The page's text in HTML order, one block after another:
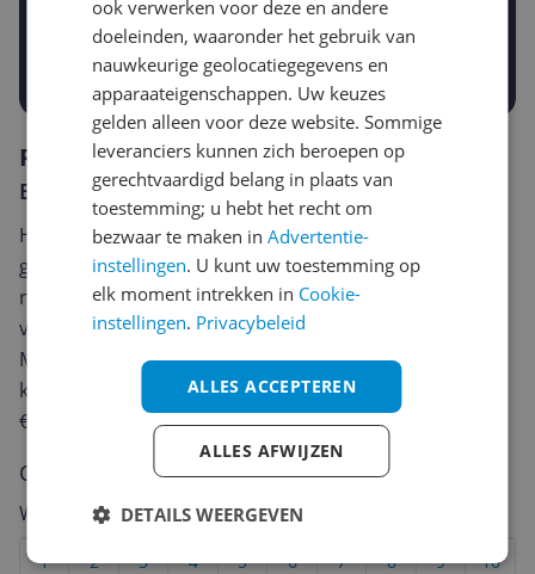
-10% -15%
€
Prijsalert aanzetten
Reviews
Er zijn nog geen reviews geschreven
Heb jij dit product in bezit en wil je graag je mening
geven? Start dan hieronder met het schrijven van je
review. Afhankelijk van de details duurt het schrijven
van een review gemiddeld tussen de 3 en 10 minuten.
Met jouw mening help je andere bezoekers een betere
keuze te maken én maak je iedere maand kans op
€250,-!
Klik hier voor de actievoorwaarden.
Cijfer
Welk cijfer geef jij dit product?
10
9
8
7
6
5
4
3
2
1
ook verwerken voor deze en andere
doeleinden, waaronder het gebruik van
nauwkeurige geolocatiegegevens en
apparaateigenschappen. Uw keuzes
gelden alleen voor deze website. Sommige
leveranciers kunnen zich beroepen op
gerechtvaardigd belang in plaats van
toestemming; u hebt het recht om
bezwaar te maken inAdvertentie-
instellingen. U kunt uw toestemming op
elk moment intrekken in Cookie-
instellingen. Privacybeleid
ALLES ACCEPTEREN
ALLES AFWIJZEN
DETAILS WEERGEVEN